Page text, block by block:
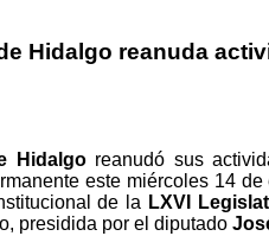
Hidalgo reanuda
Hidalgoreanudó sus
este miércoles 14
de la LXVI
presidida por el diputado